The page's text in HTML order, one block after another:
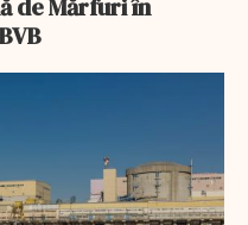
de Mărfuri în